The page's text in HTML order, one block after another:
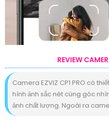
REVIEW
Camera EZVIZ CP1 PRO có
hình ảnh sắc nét cùng góc
ảnh chất lượng. Ngoài ra